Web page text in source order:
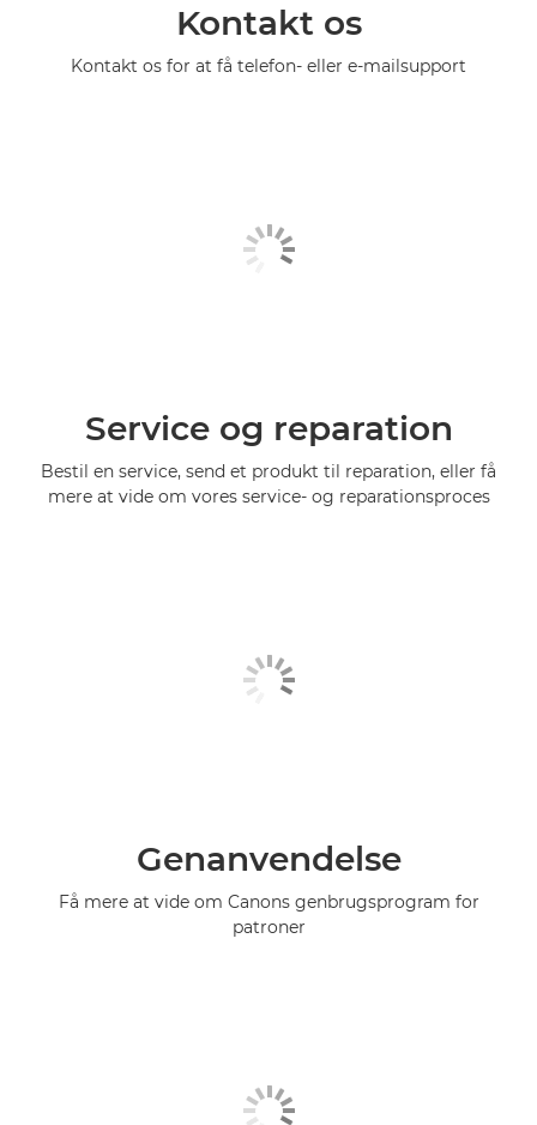
Kontakt os
Kontakt os for at få telefon- eller e-mailsupport
Service og reparation
Bestil en service, send et produkt til reparation, eller få
mere at vide om vores service- og reparationsproces
Genanvendelse
Få mere at vide om Canons genbrugsprogram for
patroner